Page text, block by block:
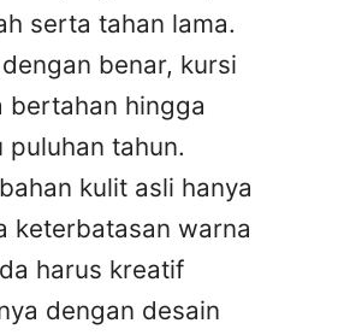
serta tahan lama.
benar, kursi
bertahan hingga
puluhan tahun.
kulit asli hanya
keterbatasan warna
harus kreatif
dengan desain